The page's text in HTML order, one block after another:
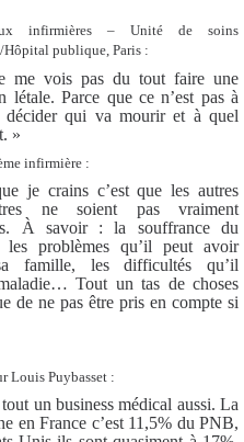
infirmières – Unité de soins
publique, Paris :
me vois pas du tout faire une
létale. Parce que ce n’est pas à
décider qui va mourir et à quel
»
infirmière :
je crains c’est que les autres
ne soient pas vraiment
À savoir : la souffrance du
les problèmes qu’il peut avoir
famille, les difficultés qu’il
Tout un tas de choses
de ne pas être pris en compte si
Louis Puybasset :
tout un business médical aussi. La
en France c’est 11,5% du PNB,